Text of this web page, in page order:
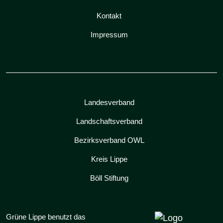
Kontakt
Impressum
Landesverband
Landschaftsverband
Bezirksverband OWL
Kreis Lippe
Böll Stiftung
Grüne Lippe benutzt das